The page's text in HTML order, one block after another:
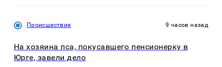
Происшествия 9 часов назад
На хозяина пса, покусавшего пенсионерку в
Юрге, завели дело